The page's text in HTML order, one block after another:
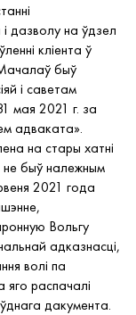
дазволу на ўдзел
кліента ў
быў
і саветам
мая 2021 г. за
адваката».
на стары хатні
не быў належным
2021 года
Вольгу
адказнасці,
волі па
яго распачалі
дакумента.